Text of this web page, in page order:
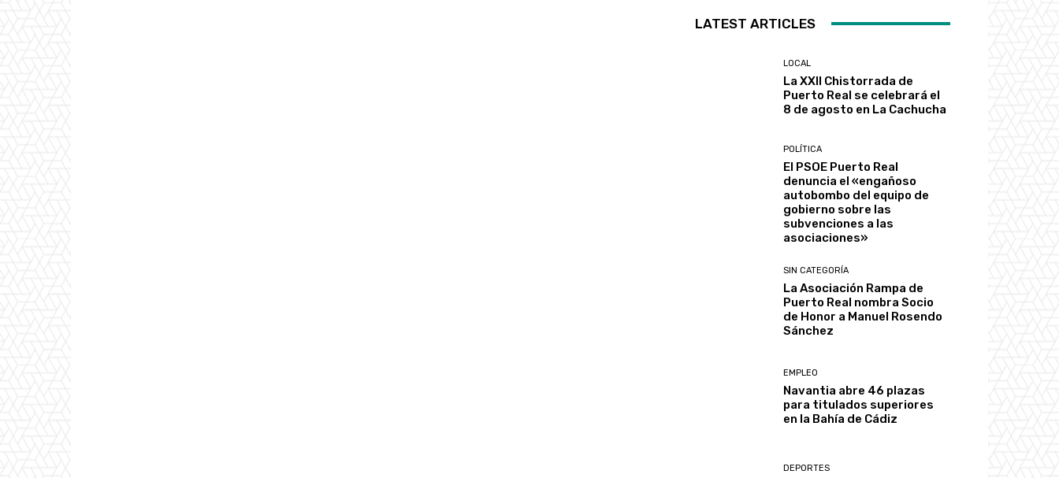
LATEST ARTICLES
LOCAL
La XXII Chistorrada de
Puerto Real se celebrará el
8 de agosto en La Cachucha
POLÍTICA
El PSOE Puerto Real
denuncia el «engañoso
autobombo del equipo de
gobierno sobre las
subvenciones a las
asociaciones»
SIN CATEGORÍA
La Asociación Rampa de
Puerto Real nombra Socio
de Honor a Manuel Rosendo
Sánchez
EMPLEO
Navantia abre 46 plazas
para titulados superiores
en la Bahía de Cádiz
DEPORTES